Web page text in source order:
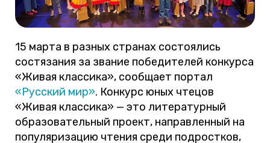
15 марта в разных странах состоялись
состязания за звание победителей конкурса
«Живая классика», сообщает портал
«Русский мир». Конкурс юных чтецов
«Живая классика» — это литературный
образовательный проект, направленный на
популяризацию чтения среди подростков,